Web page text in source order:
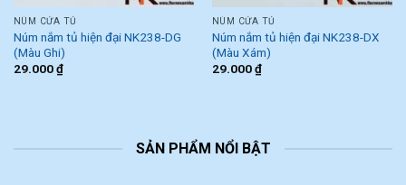
NÚM CỬA TỦ
Núm nắm tủ hiện đại NK238-DG
(Màu Ghi)
29.000₫
NÚM CỬA TỦ
Núm nắm tủ hiện đại NK238-DX
(Màu Xám)
29.000₫
SẢN PHẨM NỔI BẬT